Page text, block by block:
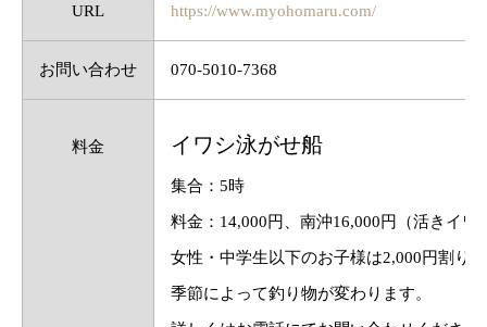
URL https://www.myohomaru.com/
お問い合わせ 070-5010-7368
料金 イワシ泳がせ船
集合：5時
料金：14,000円、南沖16,000円（活きイワ
女性・中学生以下のお子様は2,000円割り
季節によって釣り物が変わります。